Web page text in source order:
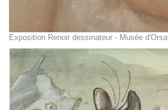
Exposition Renoir dessinateur - Musée